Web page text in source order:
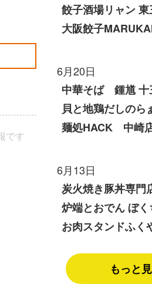
です
餃子酒場リャン
大阪餃子
6月20日
中華そば 鍾馗 十
貝と地鶏だしの
麺処HACK 中崎
6月13日
炭火焼き豚丼専
炉端とおでん ぼ
お肉スタンドふく
もっと